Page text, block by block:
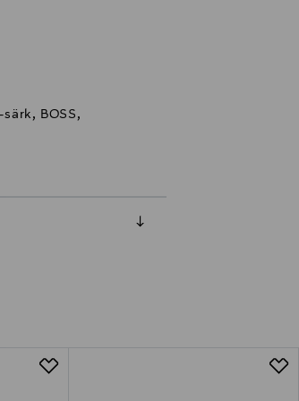
BOSS,